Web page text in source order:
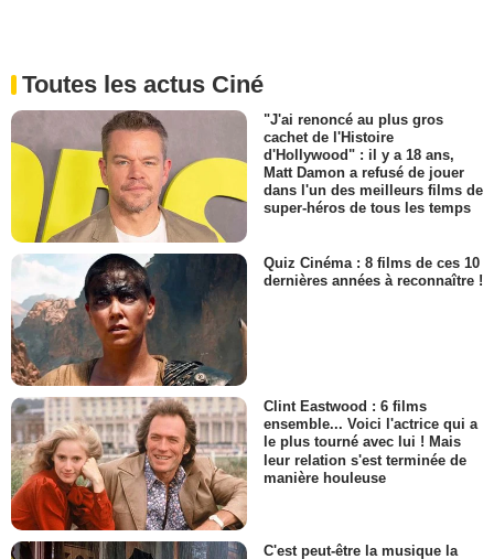
Toutes les actus Ciné
"J'ai renoncé au plus gros
cachet de l'Histoire
d'Hollywood" : il y a 18 ans,
Matt Damon a refusé de jouer
dans l'un des meilleurs films de
super-héros de tous les temps
Quiz Cinéma : 8 films de ces 10
dernières années à reconnaître !
Clint Eastwood : 6 films
ensemble... Voici l'actrice qui a
le plus tourné avec lui ! Mais
leur relation s'est terminée de
manière houleuse
C'est peut-être la musique la